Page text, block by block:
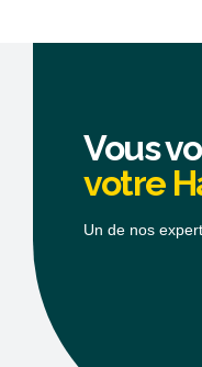
Vous
votre
Un de nos